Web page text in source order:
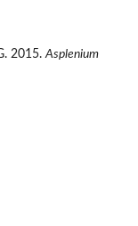
2015.Asplenium